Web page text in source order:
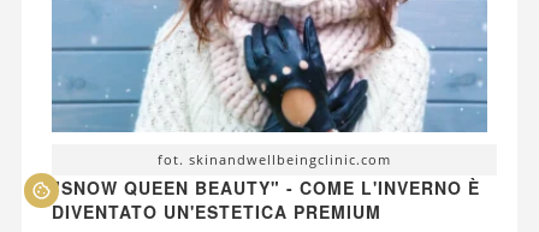
fot. skinandwellbeingclinic.com
"SNOW QUEEN BEAUTY" - COME L'INVERNO È
DIVENTATO UN'ESTETICA PREMIUM